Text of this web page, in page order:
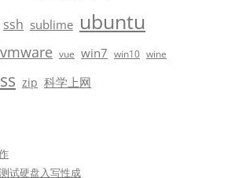
ssh sublime ubuntu
vmware vue win7 win10 wine
zip 科学上网
试硬盘入写性成